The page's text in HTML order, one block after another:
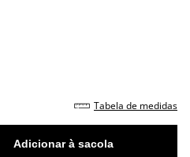
tabela de medidas